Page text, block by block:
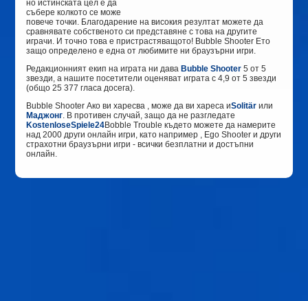
но истинската цел е да
събере колкото се може
повече точки. Благодарение на високия резултат можете да
сравнявате собственото си представяне с това на другите
играчи. И точно това е пристрастяващото! Bubble Shooter Ето
защо определено е една от любимите ни браузърни игри.
Редакционният екип на играта ни даваBubble Shooter 5 от 5
звезди, а нашите посетители оценяват играта с4,9 от 5 звезди
(общо25 377 гласа досега).
Bubble Shooter Ако ви харесва , може да ви хареса иSolitär или
Маджонг . В противен случай, защо да не разгледате
KostenloseSpiele24Bobble Trouble където можете да намерите
над 2000 други онлайн игри, като например , Ego Shooter и други
страхотни браузърни игри - всички безплатни и достъпни
онлайн.